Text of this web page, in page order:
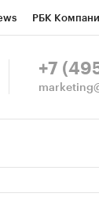
РБК
СПб
+7